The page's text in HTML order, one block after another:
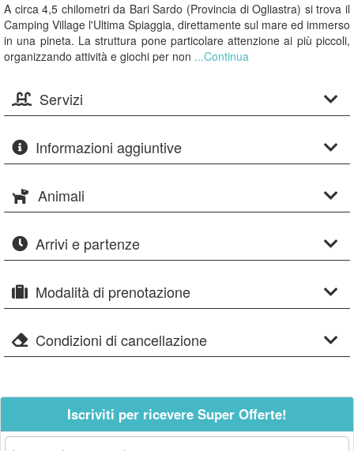
A circa 4,5 chilometri da Bari Sardo (Provincia di Ogliastra) si trova il
Camping Village l'Ultima Spiaggia, direttamente sul mare ed immerso
in una pineta. La struttura pone particolare attenzione ai più piccoli,
organizzando attività e giochi per non ...Continua
Servizi
Informazioni aggiuntive
Animali
Arrivi e partenze
Modalità di prenotazione
Condizioni di cancellazione
Iscriviti per ricevere Super Offerte!
La